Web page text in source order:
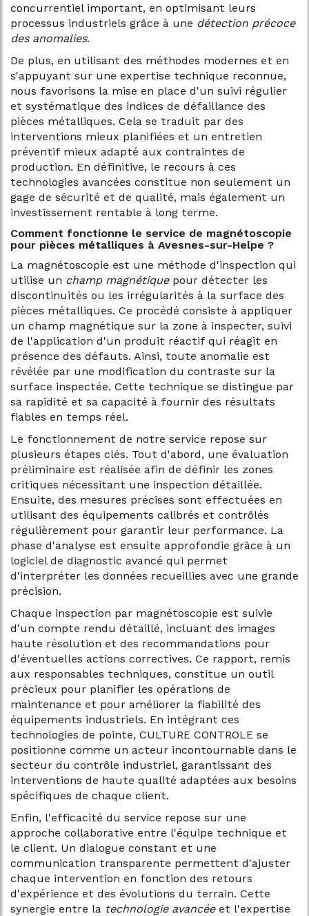
concurrentiel important, en optimisant leurs
processus industriels grâce à une détection précoce
des anomalies.
De plus, en utilisant des méthodes modernes et en
s'appuyant sur une expertise technique reconnue,
nous favorisons la mise en place d'un suivi régulier
et systématique des indices de défaillance des
pièces métalliques. Cela se traduit par des
interventions mieux planifiées et un entretien
préventif mieux adapté aux contraintes de
production. En définitive, le recours à ces
technologies avancées constitue non seulement un
gage de sécurité et de qualité, mais également un
investissement rentable à long terme.
Comment fonctionne le service de magnétoscopie
pour pièces métalliques à Avesnes-sur-Helpe ?
La magnétoscopie est une méthode d'inspection qui
utilise un champ magnétiquepour détecter les
discontinuités ou les irrégularités à la surface des
pièces métalliques. Ce procédé consiste à appliquer
un champ magnétique sur la zone à inspecter, suivi
de l'application d'un produit réactif qui réagit en
présence des défauts. Ainsi, toute anomalie est
révélée par une modification du contraste sur la
surface inspectée. Cette technique se distingue par
sa rapidité et sa capacité à fournir des résultats
fiables en temps réel.
Le fonctionnement de notre service repose sur
plusieurs étapes clés. Tout d'abord, une évaluation
préliminaire est réalisée afin de définir les zones
critiques nécessitant une inspection détaillée.
Ensuite, des mesures précises sont effectuées en
utilisant des équipements calibrés et contrôlés
régulièrement pour garantir leur performance. La
phase d'analyse est ensuite approfondie grâce à un
logiciel de diagnostic avancé qui permet
d'interpréter les données recueillies avec une grande
précision.
Chaque inspection par magnétoscopie est suivie
d'un compte rendu détaillé, incluant des images
haute résolution et des recommandations pour
d'éventuelles actions correctives. Ce rapport, remis
aux responsables techniques, constitue un outil
précieux pour planifier les opérations de
maintenance et pour améliorer la fiabilité des
équipements industriels. En intégrant ces
technologies de pointe, CULTURE CONTROLE se
positionne comme un acteur incontournable dans le
secteur du contrôle industriel, garantissant des
interventions de haute qualité adaptées aux besoins
spécifiques de chaque client.
Enfin, l'efficacité du service repose sur une
approche collaborative entre l'équipe technique et
le client. Un dialogue constant et une
communication transparente permettent d'ajuster
chaque intervention en fonction des retours
d'expérience et des évolutions du terrain. Cette
synergie entre la technologie avancéeet l'expertise